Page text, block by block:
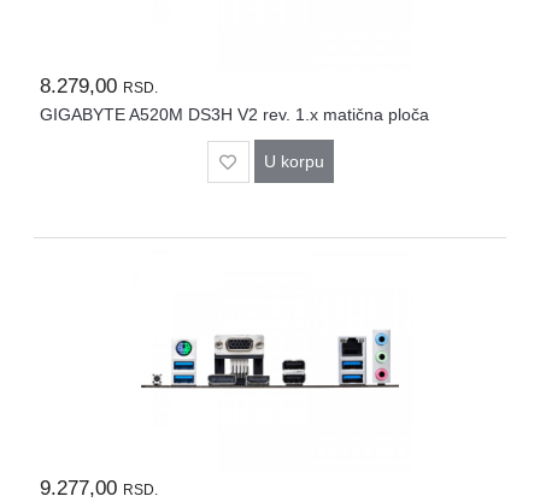
8.279,00 RSD.
GIGABYTE A520M DS3H V2 rev. 1.x matična ploča
U korpu
9.277,00 RSD.